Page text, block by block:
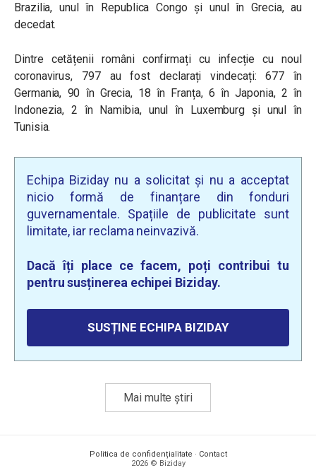
Brazilia, unul în Republica Congo și unul în Grecia, au
decedat.
Dintre cetățenii români confirmați cu infecție cu noul
coronavirus, 797 au fost declarați vindecați: 677 în
Germania, 90 în Grecia, 18 în Franța, 6 în Japonia, 2 în
Indonezia, 2 în Namibia, unul în Luxemburg și unul în
Tunisia.
Echipa Biziday nu a solicitat și nu a acceptat
nicio formă de finanțare din fonduri
guvernamentale. Spațiile de publicitate sunt
limitate, iar reclama neinvazivă.
Dacă îți place ce facem, poți contribui tu
pentru susținerea echipei Biziday.
SUSȚINE ECHIPA BIZIDAY
Mai multe știri
Politica de confidențialitate · Contact
2026 © Biziday